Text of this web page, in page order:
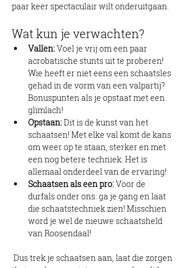
paar keer spectaculair wilt onderuitgaan.
Wat kun je verwachten?
Vallen: Voel je vrij om een paar
acrobatische stunts uit te proberen!
Wie heeft er niet eens een schaatsles
gehad in de vorm van een valpartij?
Bonuspunten als je opstaat met een
glimlach!
Opstaan: Dit is de kunst van het
schaatsen! Met elke val komt de kans
om weer op te staan, sterker en met
een nog betere techniek. Het is
allemaal onderdeel van de ervaring!
Schaatsen als een pro: Voor de
durfals onder ons: ga je gang en laat
die schaatstechniek zien! Misschien
word je wel de nieuwe schaatsheld
van Roosendaal!